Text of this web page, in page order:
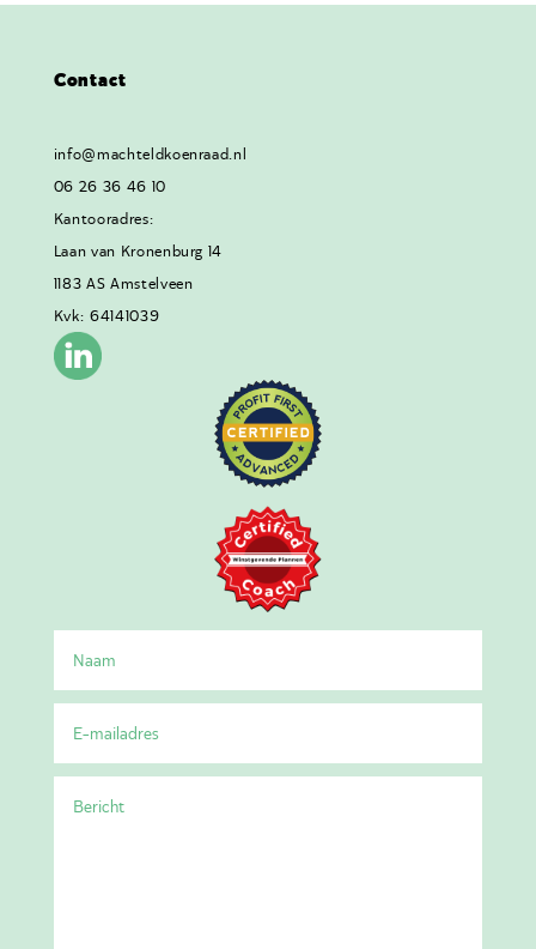
Contact
info@machteldkoenraad.nl
06 26 36 46 10
Kantooradres:
Laan van Kronenburg 14
1183 AS Amstelveen
Kvk: 64141039